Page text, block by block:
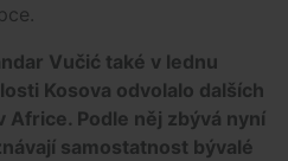
Vučić také v lednu
Kosova odvolalo dalších
Africe. Podle něj zbývá nyní
samostatnost bývalé